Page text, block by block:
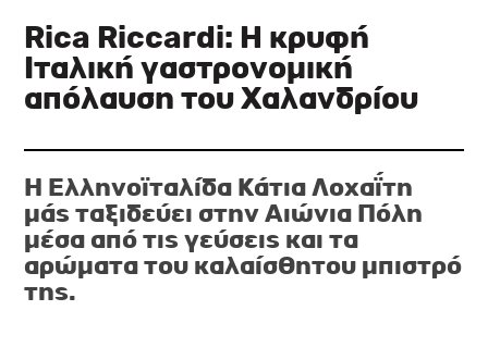
Rica Riccardi: Η κρυφή
Ιταλική γαστρονομική
απόλαυση του Χαλανδρίου
Η Ελληνοϊταλίδα Κάτια Λοχαΐτη
μάς ταξιδεύει στην Αιώνια Πόλη
μέσα από τις γεύσεις και τα
αρώματα του καλαίσθητου μπιστρό
της.